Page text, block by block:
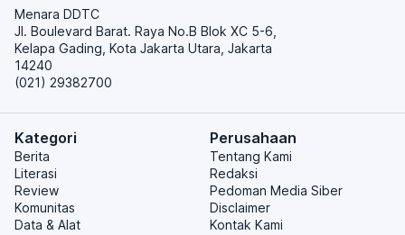
Menara DDTC
Jl. Boulevard Barat. Raya No.B Blok XC 5-6,
Kelapa Gading, Kota Jakarta Utara, Jakarta
14240
(021) 29382700
Kategori
Berita
Literasi
Review
Komunitas
Data & Alat
Perusahaan
Tentang Kami
Redaksi
Pedoman Media Siber
Disclaimer
Kontak Kami